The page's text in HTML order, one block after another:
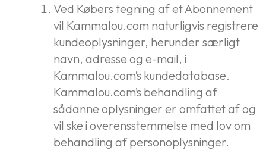
Ved Købers tegning af et Abonnement
vil Kammalou.com naturligvis registrere
kundeoplysninger, herunder særligt
navn, adresse og e-mail, i
Kammalou.com’s kundedatabase.
Kammalou.com’s behandling af
sådanne oplysninger er omfattet af og
vil ske i overensstemmelse med lov om
behandling af personoplysninger.